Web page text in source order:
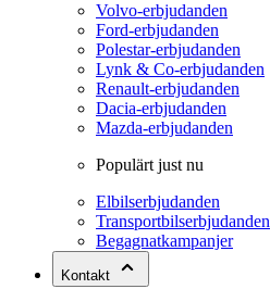
Volvo-erbjudanden
Ford-erbjudanden
Polestar-erbjudanden
Lynk & Co-erbjudanden
Renault-erbjudanden
Dacia-erbjudanden
Mazda-erbjudanden
Populärt just nu
Elbilserbjudanden
Transportbilserbjudanden
Begagnatkampanjer
Kontakt